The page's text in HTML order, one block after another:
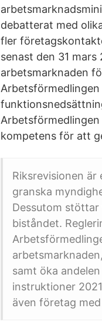
debatterat med
fler
senast den 31
arbetsmarknaden
kompetens för att
Riksrevisionen
granska
Dessutom stöttar
biståndet.
samt öka
instruktioner
även företag